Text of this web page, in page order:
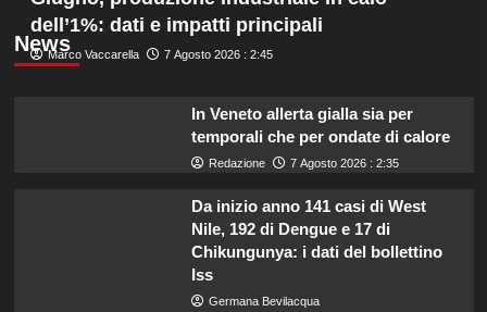
News
dell’1%: dati e impatti principali
Marco Vaccarella 7 Agosto 2026 : 2:45
In Veneto allerta gialla sia per
temporali che per ondate di calore
Redazione 7 Agosto 2026 : 2:35
Da inizio anno 141 casi di West
Nile, 192 di Dengue e 17 di
Chikungunya: i dati del bollettino
Iss
Germana Bevilacqua